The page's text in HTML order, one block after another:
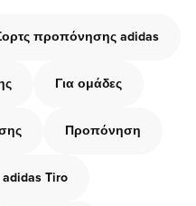
προπόνησης adidas
Για ομάδες
Προπόνηση
adidas Tiro